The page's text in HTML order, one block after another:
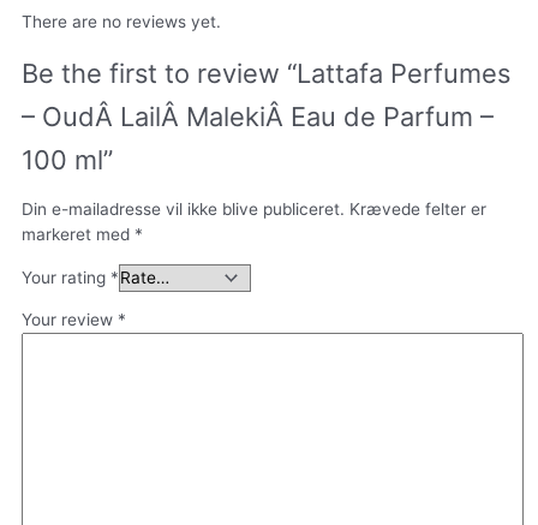
There are no reviews yet.
Be the first to review “Lattafa Perfumes
– OudÂ LailÂ MalekiÂ Eau de Parfum –
100 ml”
Din e-mailadresse vil ikke blive publiceret. Krævede felter er
markeret med *
Your rating *
Your review *